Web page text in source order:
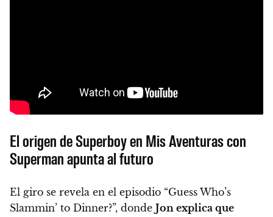
El origen de Superboy en Mis Aventuras con
Superman apunta al futuro
El giro se revela en el episodio “Guess Who’s
Slammin’ to Dinner?”, donde Jon explica que